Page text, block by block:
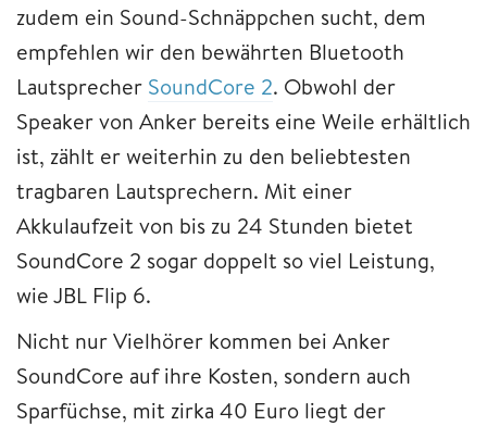
zudem ein Sound-Schnäppchen sucht, dem
empfehlen wir den bewährten Bluetooth
Lautsprecher SoundCore 2. Obwohl der
Speaker von Anker bereits eine Weile erhältlich
ist, zählt er weiterhin zu den beliebtesten
tragbaren Lautsprechern. Mit einer
Akkulaufzeit von bis zu 24 Stunden bietet
SoundCore 2 sogar doppelt so viel Leistung,
wie JBL Flip 6.
Nicht nur Vielhörer kommen bei Anker
SoundCore auf ihre Kosten, sondern auch
Sparfüchse, mit zirka 40 Euro liegt der